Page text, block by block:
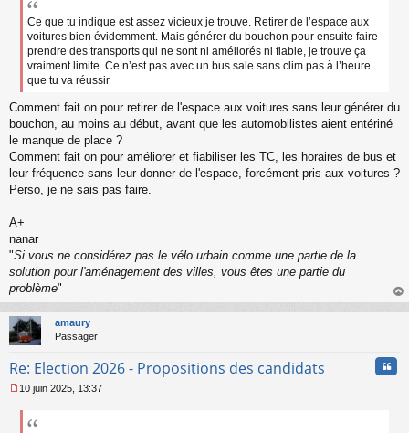
Ce que tu indique est assez vicieux je trouve. Retirer de l’espace aux
voitures bien évidemment. Mais générer du bouchon pour ensuite faire
prendre des transports qui ne sont ni améliorés ni fiable, je trouve ça
vraiment limite. Ce n’est pas avec un bus sale sans clim pas à l’heure
que tu va réussir
Comment fait on pour retirer de l'espace aux voitures sans leur générer du
bouchon, au moins au début, avant que les automobilistes aient entériné
le manque de place ?
Comment fait on pour améliorer et fiabiliser les TC, les horaires de bus et
leur fréquence sans leur donner de l'espace, forcément pris aux voitures ?
Perso, je ne sais pas faire.
A+
nanar
"Si vous ne considérez pas le vélo urbain comme une partie de la
solution pour l'aménagement des villes, vous êtes une partie du
problème"
au
amaury
Passager
Re: Election 2026 - Propositions des candidats
e
10 juin 2025, 13:37